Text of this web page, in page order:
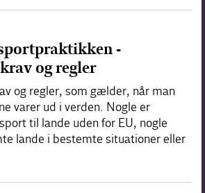
-
og regler
og regler, som gælder, når man
varer ud i verden. Nogle er
til lande uden for EU, nogle
lande i bestemte situationer eller